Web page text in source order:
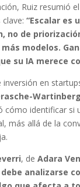
Ruiz resumió
“Escalar es
no de
modelos.
su IA merece
inversión en
Wartinberg
cómo identificar si
más allá de la
, de Adara
debe analizarse